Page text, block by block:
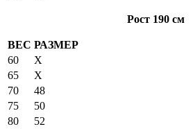
Рост 190 см
ВЕС РАЗМЕР
60
X
65
X
70
48
75
50
80
52